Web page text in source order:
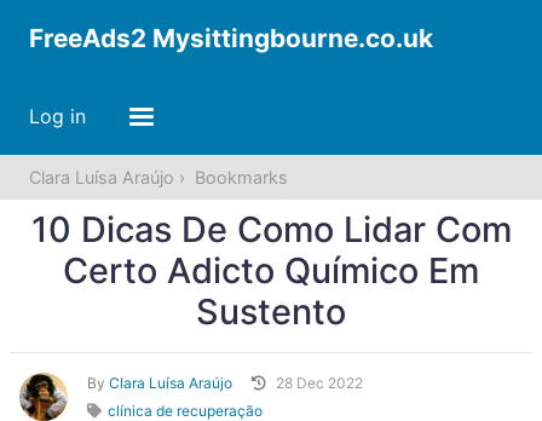
FreeAds2 Mysittingbourne.co.uk
Log in
Clara Luísa Araújo Bookmarks
10 Dicas De Como Lidar Com
Certo Adicto Químico Em
Sustento
By Clara Luísa Araújo
28 Dec 2022
clínica de recuperação